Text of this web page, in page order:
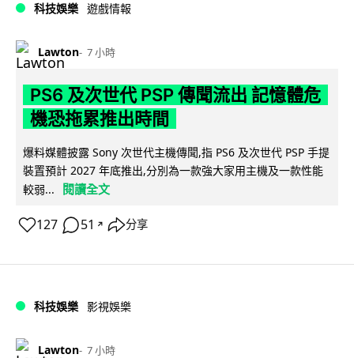
科技娛樂 遊戲情報
Lawton 7 小時
PS6 及次世代 PSP 傳聞流出 記憶體危
機恐拖累推出時間
爆料媒體披露 Sony 次世代主機傳聞,指 PS6 及次世代 PSP 手提
裝置預計 2027 年底推出,分別為一款強大家用主機及一款性能
較弱...
閱讀全文
127 51 ↗ 分享
科技娛樂 影視娛樂
Lawton 7 小時